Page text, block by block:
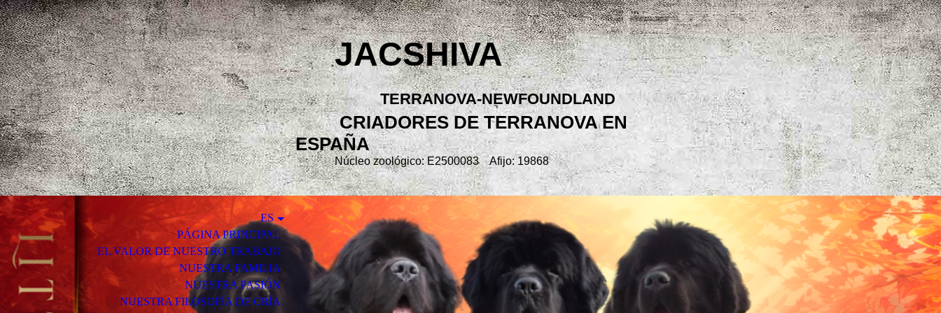
JACSHIVA
TERRANOVA-NEWFOUNDLAND
CRIADORES DE TERRANOVA EN
ESPAÑA
Núcleo zoológico: E2500083 Afijo: 19868
ES
PÁGINA PRINCIPAL
EL VALOR DE NUESTRO TRABAJO
NUESTRA FAMILIA
NUESTRA PASIÓN
NUESTRA FILOSOFÍA DE CRÍA